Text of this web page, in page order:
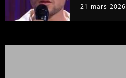
21 mars 2026